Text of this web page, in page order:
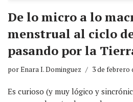
De lo micro a lo
menstrual al ciclo
pasando por la
porEnara I. Dominguez 3 de febrero
Es curioso (y muy lógico y